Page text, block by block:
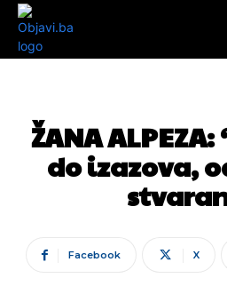
ŽANA
do izazova,
Facebook X